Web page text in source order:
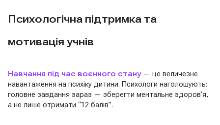
Психологічна підтримка та
мотивація учнів
Навчання під час воєнного стану— це величезне
навантаження на психіку дитини. Психологи наголошують:
головне завдання зараз — зберегти ментальне здоров’я,
а не лише отримати “12 балів”.